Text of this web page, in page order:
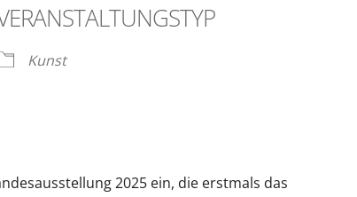
iCalendar
Kunst
2025 ein, die erstmals das